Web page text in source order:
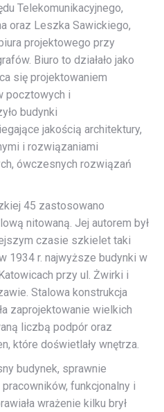
Telekomunikacyjnego,
oraz Leszka Sawickiego,
projektowego przy
Biuro to działało jako
się projektowaniem
pocztowych i
budynki
jakością architektury,
i rozwiązaniami
ówczesnych rozwiązań
45 zastosowano
nitowaną. Jej autorem był
czasie szkielet taki
1934 r. najwyższe budynki w
przy ul. Żwirki i
Stalowa konstrukcja
zaprojektowanie wielkich
liczbą podpór oraz
które doświetlały wnętrza.
budynek, sprawnie
funkcjonalny i
wrażenie kilku brył